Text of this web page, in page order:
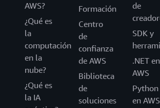
AWS?
¿Qué es
la
computación
en la
nube?
¿Qué es
la IA
Formación
Centro
de
confianza
de AWS
Biblioteca
de
soluciones
de
SDK y
.NET en
AWS
Python
en AWS